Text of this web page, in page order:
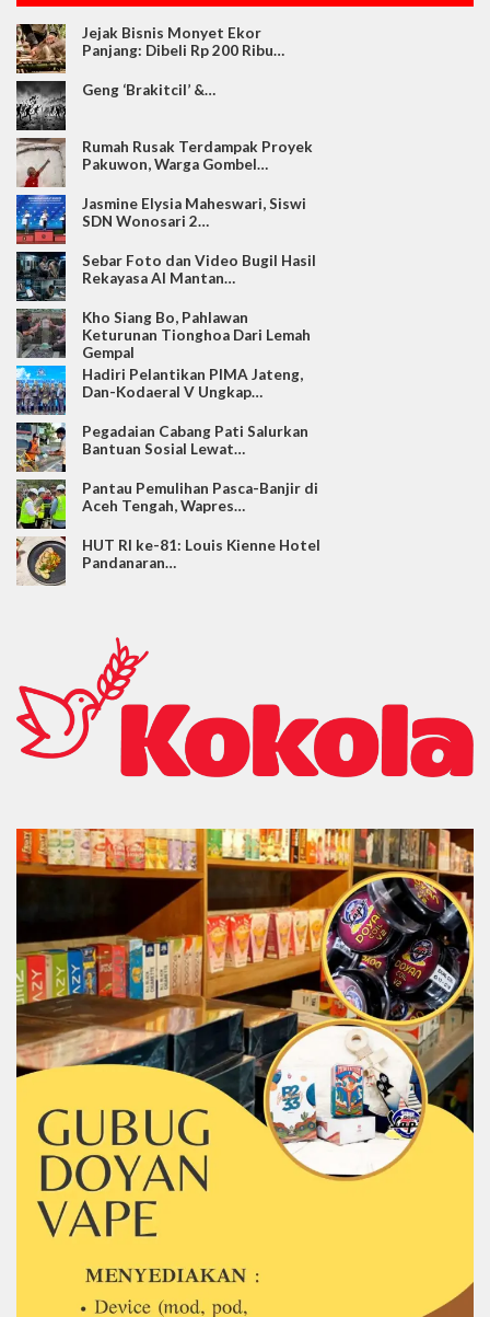
Jejak Bisnis Monyet Ekor
Panjang: Dibeli Rp 200 Ribu…
Geng ‘Brakitcil’ &…
Rumah Rusak Terdampak Proyek
Pakuwon, Warga Gombel…
Jasmine Elysia Maheswari, Siswi
SDN Wonosari 2…
Sebar Foto dan Video Bugil Hasil
Rekayasa AI Mantan…
Kho Siang Bo, Pahlawan
Keturunan Tionghoa Dari Lemah
Gempal
Hadiri Pelantikan PIMA Jateng,
Dan-Kodaeral V Ungkap…
Pegadaian Cabang Pati Salurkan
Bantuan Sosial Lewat…
Pantau Pemulihan Pasca-Banjir di
Aceh Tengah, Wapres…
HUT RI ke-81: Louis Kienne Hotel
Pandanaran…